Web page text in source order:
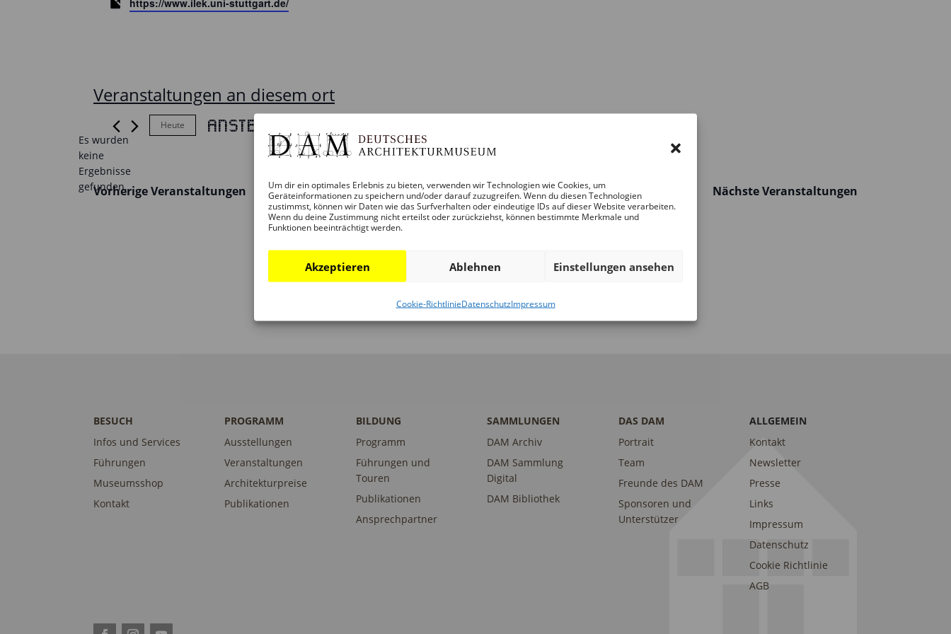
Um dir ein optimales Erlebnis zu bieten, verwenden wir Technologien wie Cookies, um
Geräteinformationen zu speichern und/oder darauf zuzugreifen. Wenn du diesen Technologien
zustimmst, können wir Daten wie das Surfverhalten oder eindeutige IDs auf dieser Website verarbeiten.
Wenn du deine Zustimmung nicht erteilst oder zurückziehst, können bestimmte Merkmale und
Funktionen beeinträchtigt werden.
Akzeptieren Ablehnen Einstellungen ansehen
Cookie-RichtlinieDatenschutzImpressum
https://www.ilek.uni-stuttgart.de/
Veranstaltungen an diesem ort
Hinweis
Es wurden
keine
Ergebnisse
gefunden.
Heute Anstehende
VorherigeVeranstaltungen NächsteVeranstaltungen
BESUCH
Infos und Services
Führungen
Museumsshop
Kontakt
PROGRAMM
Ausstellungen
Veranstaltungen
Architekturpreise
Publikationen
BILDUNG
Programm
Führungen und
Touren
Publikationen
Ansprechpartner
SAMMLUNGEN
DAM Archiv
DAM Sammlung
Digital
DAM Bibliothek
DAS DAM
Portrait
Team
Freunde des DAM
Sponsoren und
Unterstützer
ALLGEMEIN
Kontakt
Newsletter
Presse
Links
Impressum
Datenschutz
Cookie Richtlinie
AGB